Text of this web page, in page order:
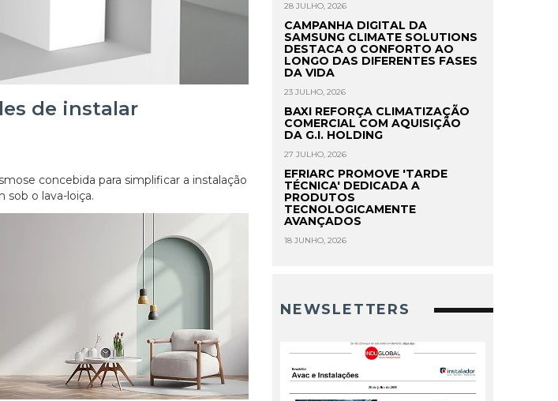
de instalar
concebida para simplificar a instalação
o lava-loiça.
28 JULHO, 2026
CAMPANHA DIGITAL DA
SAMSUNG CLIMATE SOLUTIONS
DESTACA O CONFORTO AO
LONGO DAS DIFERENTES FASES
DA VIDA
23 JULHO, 2026
BAXI REFORÇA CLIMATIZAÇÃO
COMERCIAL COM AQUISIÇÃO
DA G.I. HOLDING
27 JULHO, 2026
EFRIARC PROMOVE 'TARDE
TÉCNICA' DEDICADA A
PRODUTOS
TECNOLOGICAMENTE
AVANÇADOS
18 JUNHO, 2026
NEWSLETTERS